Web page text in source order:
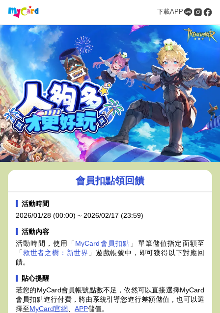
下載APP
會員扣點領回饋
活動時間
2026/01/28 (00:00) ~ 2026/02/17 (23:59)
活動內容
活動時間，使用「 MyCard會員扣點 」單筆儲值指定面額至
「救世者之樹：新世界 」遊戲帳號中，即可獲得以下對應回
饋。
貼心提醒
若您的MyCard會員帳號點數不足，依然可以直接選擇MyCard
會員扣點進行付費，將由系統引導您進行差額儲值，也可以選
擇至MyCard官網 APP儲值。